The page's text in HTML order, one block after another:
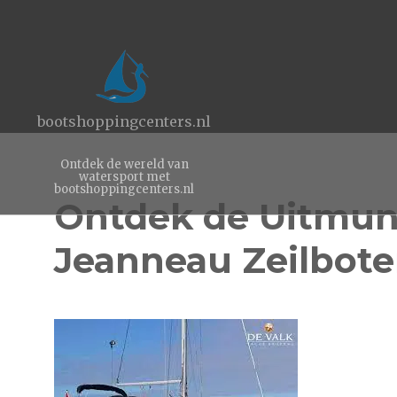
bootshoppingcenters.nl
Ontdek de wereld van
watersport met
bootshoppingcenters.nl
Ontdek de
Jeanneau